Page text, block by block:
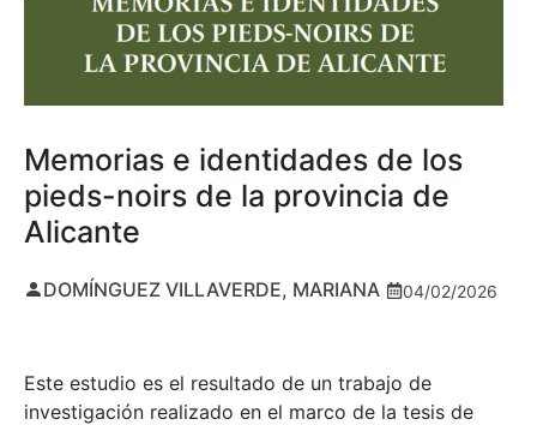
Memorias e identidades de los
pieds-noirs de la provincia de
Alicante
DOMÍNGUEZ VILLAVERDE, MARIANA 04/02/2026
Este estudio es el resultado de un trabajo de
investigación realizado en el marco de la tesis de